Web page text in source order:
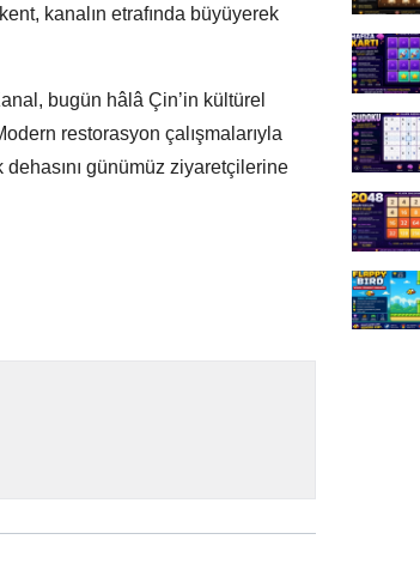
kanalın etrafında büyüyerek
bugün hâlâ Çin’in kültürel
restorasyon çalışmalarıyla
günümüz ziyaretçilerine